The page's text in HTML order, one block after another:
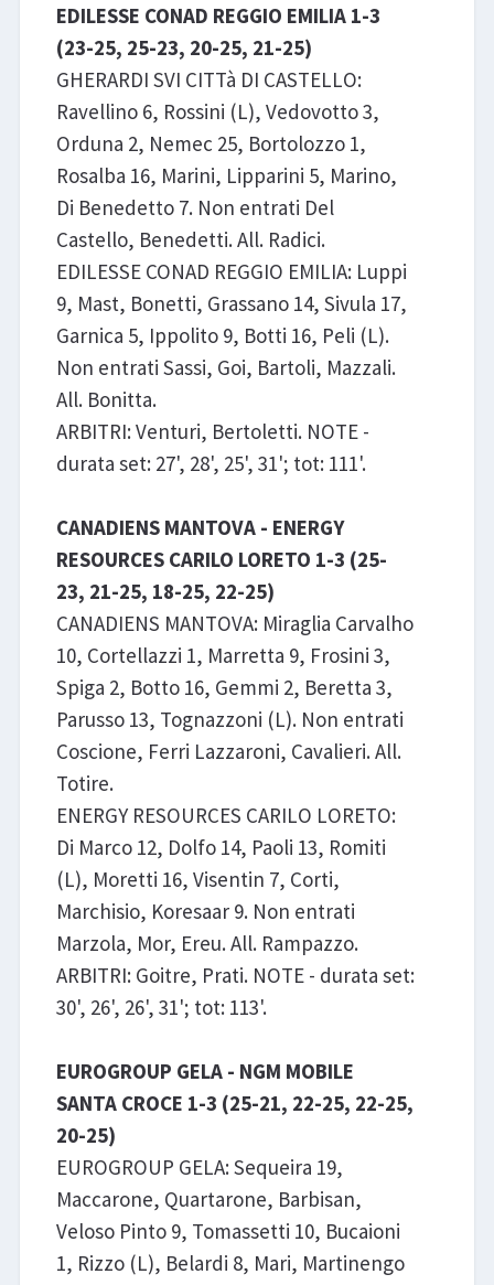
EDILESSE CONAD REGGIO EMILIA 1-3
(23-25, 25-23, 20-25, 21-25)
GHERARDI SVI CITTà DI CASTELLO:
Ravellino 6, Rossini (L), Vedovotto 3,
Orduna 2, Nemec 25, Bortolozzo 1,
Rosalba 16, Marini, Lipparini 5, Marino,
Di Benedetto 7. Non entrati Del
Castello, Benedetti. All. Radici.
EDILESSE CONAD REGGIO EMILIA: Luppi
9, Mast, Bonetti, Grassano 14, Sivula 17,
Garnica 5, Ippolito 9, Botti 16, Peli (L).
Non entrati Sassi, Goi, Bartoli, Mazzali.
All. Bonitta.
ARBITRI: Venturi, Bertoletti. NOTE -
durata set: 27', 28', 25', 31'; tot: 111'.
CANADIENS MANTOVA - ENERGY
RESOURCES CARILO LORETO 1-3 (25-
23, 21-25, 18-25, 22-25)
CANADIENS MANTOVA: Miraglia Carvalho
10, Cortellazzi 1, Marretta 9, Frosini 3,
Spiga 2, Botto 16, Gemmi 2, Beretta 3,
Parusso 13, Tognazzoni (L). Non entrati
Coscione, Ferri Lazzaroni, Cavalieri. All.
Totire.
ENERGY RESOURCES CARILO LORETO:
Di Marco 12, Dolfo 14, Paoli 13, Romiti
(L), Moretti 16, Visentin 7, Corti,
Marchisio, Koresaar 9. Non entrati
Marzola, Mor, Ereu. All. Rampazzo.
ARBITRI: Goitre, Prati. NOTE - durata set:
30', 26', 26', 31'; tot: 113'.
EUROGROUP GELA - NGM MOBILE
SANTA CROCE 1-3 (25-21, 22-25, 22-25,
20-25)
EUROGROUP GELA: Sequeira 19,
Maccarone, Quartarone, Barbisan,
Veloso Pinto 9, Tomassetti 10, Bucaioni
1, Rizzo (L), Belardi 8, Mari, Martinengo